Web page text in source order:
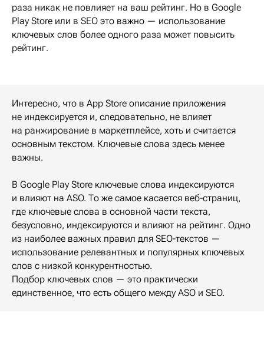
раза никак не повлияет на ваш рейтинг. Но в Google
Play Store или в SEO это важно — использование
ключевых слов более одного раза может повысить
рейтинг.
Интересно, что в App Store описание приложения
не индексируется и, следовательно, не влияет
на ранжирование в маркетплейсе, хоть и считается
основным текстом. Ключевые слова здесь менее
важны.
В Google Play Store ключевые слова индексируются
и влияют на ASO. То же самое касается веб-страниц,
где ключевые слова в основной части текста,
безусловно, индексируются и влияют на рейтинг. Одно
из наиболее важных правил для SEO-текстов —
использование релевантных и популярных ключевых
слов с низкой конкурентностью.
Подбор ключевых слов — это практически
единственное, что есть общего между ASO и SEO.